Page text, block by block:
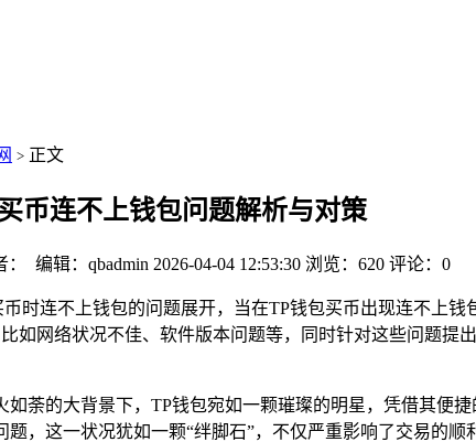
> 正文
币连不上钱包问题解析与对策
编辑：qbadmin 2026-04-04 12:53:30 浏览：620 评论：0
时连不上钱包的问题展开，当在TP钱包买币出现连不上
如网络状况不佳、软件版本问题等，同时针对这些问题
如荼的大背景下，TP钱包宛如一颗璀璨的明星，凭借其便
题，这一状况犹如一颗“绊脚石”，不仅严重影响了交易的